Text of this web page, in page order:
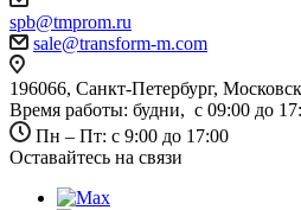
spb@tmprom.ru
sale@transform-m.com
196066, Санкт-Петербург,
Время работы: будни, с 09:00 до
Пн – Пт: с 9:00 до 17:00
Оставайтесь на связи